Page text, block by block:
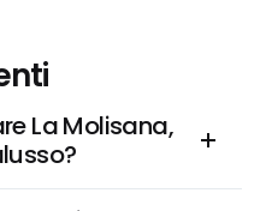
La Molisana,